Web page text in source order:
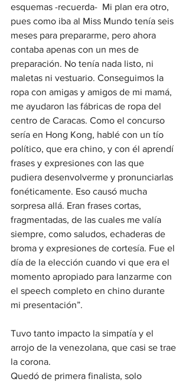
esquemas -recuerda-  Mi plan era otro,
pues como iba al Miss Mundo tenía seis
meses para prepararme, pero ahora
contaba apenas con un mes de
preparación. No tenía nada listo, ni
maletas ni vestuario. Conseguimos la
ropa con amigas y amigos de mi mamá,
me ayudaron las fábricas de ropa del
centro de Caracas. Como el concurso
sería en Hong Kong, hablé con un tío
político, que era chino, y con él aprendí
frases y expresiones con las que
pudiera desenvolverme y pronunciarlas
fonéticamente. Eso causó mucha
sorpresa allá. Eran frases cortas,
fragmentadas, de las cuales me valía
siempre, como saludos, echaderas de
broma y expresiones de cortesía. Fue el
día de la elección cuando vi que era el
momento apropiado para lanzarme con
el speech completo en chino durante
mi presentación”.
Tuvo tanto impacto la simpatía y el
arrojo de la venezolana, que casi se trae
la corona.
Quedó de primera finalista, solo